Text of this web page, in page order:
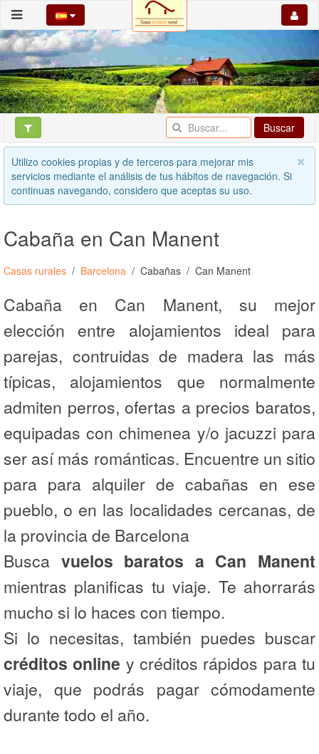
Buscar
Utilizo cookies propias y de terceros para mejorar mis
servicios mediante el análisis de tus hábitos de navegación. Si
continuas navegando, considero que aceptas su uso.
Cabaña en Can Manent
Casas rurales Barcelona Cabañas Can Manent
Cabaña en Can Manent, su mejor
elección entre alojamientos ideal para
parejas, contruidas de madera las más
típicas, alojamientos que normalmente
admiten perros, ofertas a precios baratos,
equipadas con chimenea y/o jacuzzi para
ser así más románticas. Encuentre un sitio
para para alquiler de cabañas en ese
pueblo, o en las localidades cercanas, de
la provincia de Barcelona
Busca vuelos baratos a Can Manent
mientras planificas tu viaje. Te ahorrarás
mucho si lo haces con tiempo.
Si lo necesitas, también puedes buscar
créditos online y créditos rápidos para tu
viaje, que podrás pagar cómodamente
durante todo el año.